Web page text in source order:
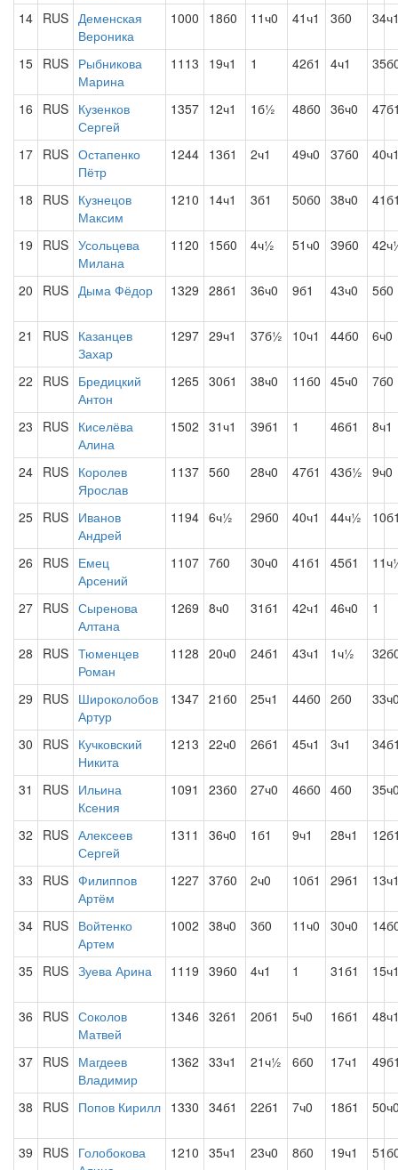
14 RUS Деменская
Вероника
1000 18б0 11ч0 41ч1 3б0
15 RUS Рыбникова
Марина
1113 19ч1 1 42б1 4ч1
16 RUS Кузенков
Сергей
1357 12ч1 1б½ 48б0 36ч0
17 RUS Остапенко
Пётр
1244 13б1 2ч1 49ч0 37б0
18 RUS Кузнецов
Максим
1210 14ч1 3б1 50б0 38ч0
19 RUS Усольцева
Милана
1120 15б0 4ч½ 51ч0 39б0
20 RUS Дыма Фёдор 1329 28б1 36ч0 9б1 43ч0 5б0
21 RUS Казанцев
Захар
1297 29ч1 37б½ 10ч1 44б0 6ч0
22 RUS Бредицкий
Антон
1265 30б1 38ч0 11б0 45ч0 7б0
23 RUS Киселёва
Алина
1502 31ч1 39б1 1 46б1 8ч1
24 RUS Королев
Ярослав
1137 5б0 28ч0 47б1 43б½ 9ч0
25 RUS Иванов
Андрей
1194 6ч½ 29б0 40ч1 44ч½
26 RUS Емец
Арсений
1107 7б0 30ч0 41б1 45б1
27 RUS Сыренова
Алтана
1269 8ч0 31б1 42ч1 46ч0 1
28 RUS Тюменцев
Роман
1128 20ч0 24б1 43ч1 1ч½
29 RUS Широколобов
Артур
1347 21б0 25ч1 44б0 2б0
30 RUS Кучковский
Никита
1213 22ч0 26б1 45ч1 3ч1
31 RUS Ильина
Ксения
1091 23б0 27ч0 46б0 4б0
32 RUS Алексеев
Сергей
1311 36ч0 1б1 9ч1 28ч1
33 RUS Филиппов
Артём
1227 37б0 2ч0 10б1 29б1
34 RUS Войтенко
Артем
1002 38ч0 3б0 11ч0 30ч0
35 RUS Зуева Арина 1119 39б0 4ч1 1 31б1
36 RUS Соколов
Матвей
1346 32б1 20б1 5ч0 16б1
37 RUS Магдеев
Владимир
1362 33ч1 21ч½ 6б0 17ч1
38 RUS Попов Кирилл 1330 34б1 22б1 7ч0 18б1
39 RUS Голобокова
1210 35ч1 23ч0 8б0 19ч1